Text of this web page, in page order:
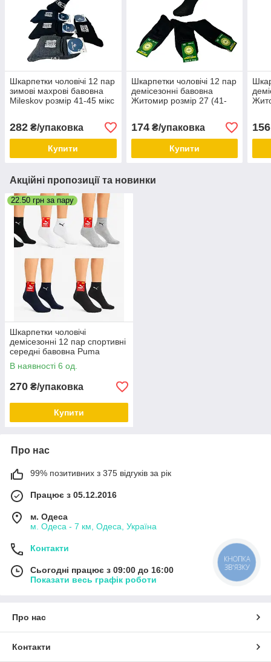
Шкарпетки чоловічі 12 пар
зимові махрові бавовна
Mileskov розмір 41-45 мікс
282 ₴/упаковка
Купити
Шкарпетки чоловічі 12 пар
демісезонні бавовна
Житомир розмір 27 (41-
174₴/упаковка
Купити
156
Акційні пропозиції та новинки
22.50 грн за пару
Шкарпетки чоловічі
демісезонні 12 пар спортивні
середні бавовна Puma
Туреччина розмір 41-44 мікс
кольорів
В наявності 6 од.
270 ₴/упаковка
Купити
Про нас
99% позитивних з 375 відгуків за рік
Працює з 05.12.2016
м. Одеса
м. Одеса - 7 км, Одеса, Україна
Контакти
Сьогодні працює з 09:00 до 16:00
Показати весь графік роботи
Про нас
Контакти
КНОПКА
ЗВ'ЯЗКУ